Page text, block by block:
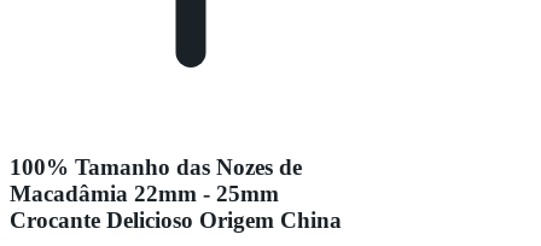
100% Tamanho das Nozes de
Macadâmia 22mm - 25mm
Crocante Delicioso Origem China